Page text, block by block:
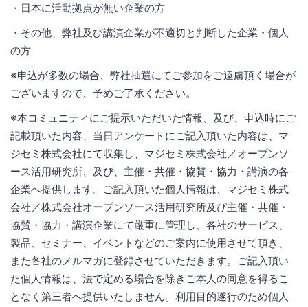
・日本に活動拠点が無い企業の方
・その他、弊社及び講演企業が不適切と判断した企業・個人
の方
※申込が多数の場合、弊社抽選にてご参加をご遠慮頂く場合が
ございますので、予めご了承ください。
※本コミュニティにご提示いただいた情報、及び、申込時にご
記載頂いた内容、当日アンケートにご記入頂いた内容は、マ
ジセミ株式会社にて収集し、マジセミ株式会社／オープンソ
ース活用研究所、及び、主催・共催・協賛・協力・講演の各
企業へ提供します。ご記入頂いた個人情報は、マジセミ株式
会社／株式会社オープンソース活用研究所及び主催・共催・
協賛・協力・講演企業にて厳重に管理し、各社のサービス、
製品、セミナー、イベントなどのご案内に使用させて頂き、
また各社のメルマガに登録させていただきます。ご記入頂い
た個人情報は、法で定める場合を除きご本人の同意を得るこ
となく第三者へ提供いたしません。利用目的遂行のため個人